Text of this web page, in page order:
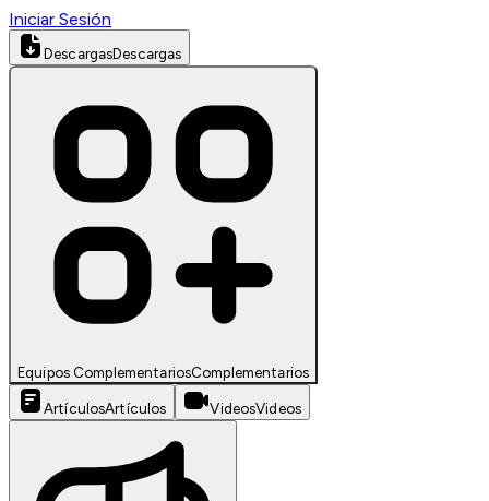
Iniciar Sesión
DescargasDescargas
Equipos ComplementariosComplementarios
ArtículosArtículos VideosVideos